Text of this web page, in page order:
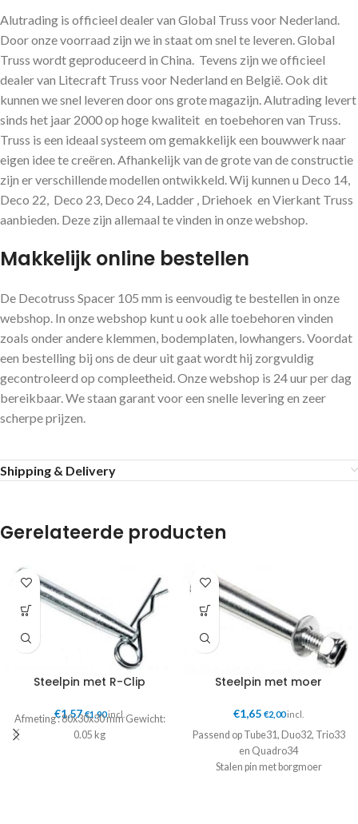
Alutrading is officieel dealer van Global Truss voor Nederland.
Door onze voorraad zijn we in staat om snel te leveren. Global
Truss wordt geproduceerd in China. Tevens zijn we officieel
dealer van Litecraft Truss voor Nederland en België. Ook dit
kunnen we snel leveren door ons grote magazijn. Alutrading levert
sinds het jaar 2000 op hoge kwaliteit en toebehoren van Truss.
Truss is een ideaal systeem om gemakkelijk een bouwwerk naar
eigen idee te creëren. Afhankelijk van de grote van de constructie
zijn er verschillende modellen ontwikkeld. Wij kunnen u Deco 14,
Deco 22, Deco 23, Deco 24, Ladder , Driehoek en Vierkant Truss
aanbieden. Deze zijn allemaal te vinden in onze webshop.
Makkelijk online bestellen
De Decotruss Spacer 105 mm is eenvoudig te bestellen in onze
webshop. In onze webshop kunt u ook alle toebehoren vinden
zoals onder andere klemmen, bodemplaten, lowhangers. Voordat
een bestelling bij ons de deur uit gaat wordt hij zorgvuldig
gecontroleerd op compleetheid. Onze webshop is 24 uur per dag
bereikbaar. We staan garant voor een snelle levering en zeer
scherpe prijzen.
Shipping & Delivery
Gerelateerde producten
Steelpin met R-Clip
€1,57 €1,90incl.
Afmeting : 80x30x30 mm Gewicht:
0.05 kg
Steelpin met moer
€1,65 €2,00incl.
Passend op Tube31, Duo32, Trio33
en Quadro34
Stalen pin met borgmoer